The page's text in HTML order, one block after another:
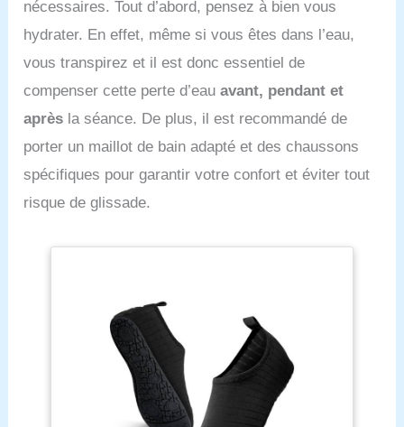
nécessaires. Tout d’abord, pensez à bien vous
hydrater. En effet, même si vous êtes dans l’eau,
vous transpirez et il est donc essentiel de
compenser cette perte d’eauavant, pendant et
après la séance. De plus, il est recommandé de
porter un maillot de bain adapté et des chaussons
spécifiques pour garantir votre confort et éviter tout
risque de glissade.